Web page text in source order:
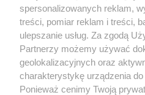
O nas
spersonalizowanych reklam,
treści, pomiar reklam i treści,
ulepszanie usług. Za zgodą
Partnerzy możemy używać
geolokalizacyjnych oraz
charakterystykę urządzenia do
Ponieważ cenimy Twoją